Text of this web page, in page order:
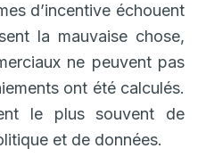
d’incentive échouent
la mauvaise chose,
ne peuvent pas
ont été calculés.
le plus souvent de
et de données.